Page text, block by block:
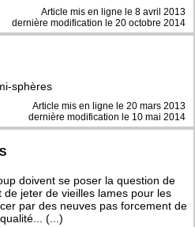
Article mis en ligne le 8 avril 2013
dernière modification le 20 octobre 2014
sphères
Article mis en ligne le 20 mars 2013
dernière modification le 10 mai 2014
doivent se poser la question de
de jeter de vieilles lames pour les
par des neuves pas forcement de
(...)